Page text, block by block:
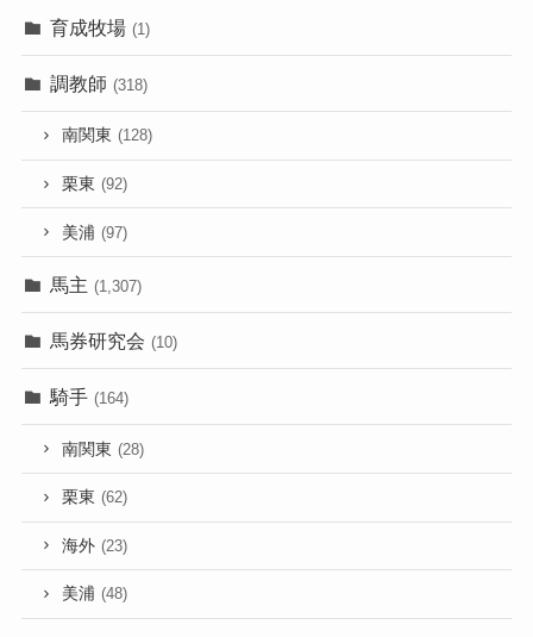
育成牧場 (1)
調教師 (318)
南関東 (128)
栗東 (92)
美浦 (97)
馬主 (1,307)
馬券研究会 (10)
騎手 (164)
南関東 (28)
栗東 (62)
海外 (23)
美浦 (48)